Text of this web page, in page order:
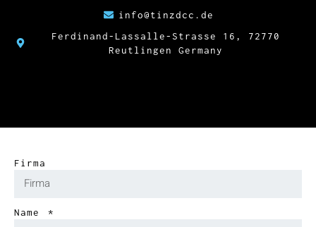
info@tinzdcc.de
Ferdinand-Lassalle-Strasse 16, 72770
Reutlingen Germany
Firma
Name